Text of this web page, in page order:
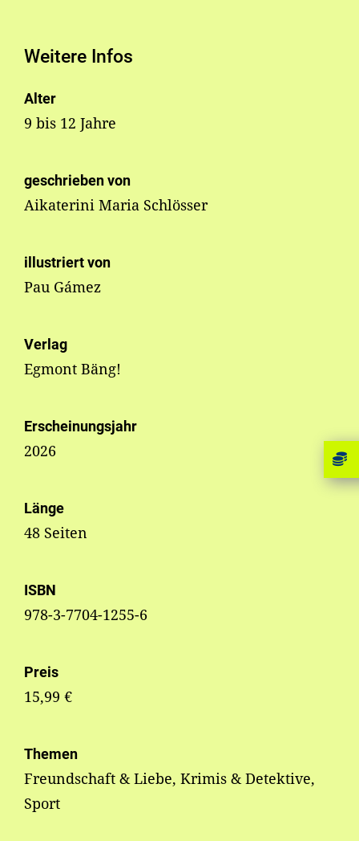
Weitere Infos
Alter
9 bis 12 Jahre
geschrieben von
Aikaterini Maria Schlösser
illustriert von
Pau Gámez
Verlag
Egmont Bäng!
Erscheinungsjahr
2026
Länge
48 Seiten
ISBN
978-3-7704-1255-6
Preis
15,99 €
Themen
Freundschaft & Liebe, Krimis & Detektive,
Sport